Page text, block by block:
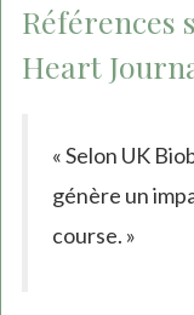
Références
Heart
« Selon UK
génère un
course. »